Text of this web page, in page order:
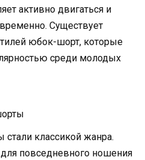
активно двигаться и
Существует
юбок-шорт, которые
среди молодых
классикой жанра.
повседневного ношения